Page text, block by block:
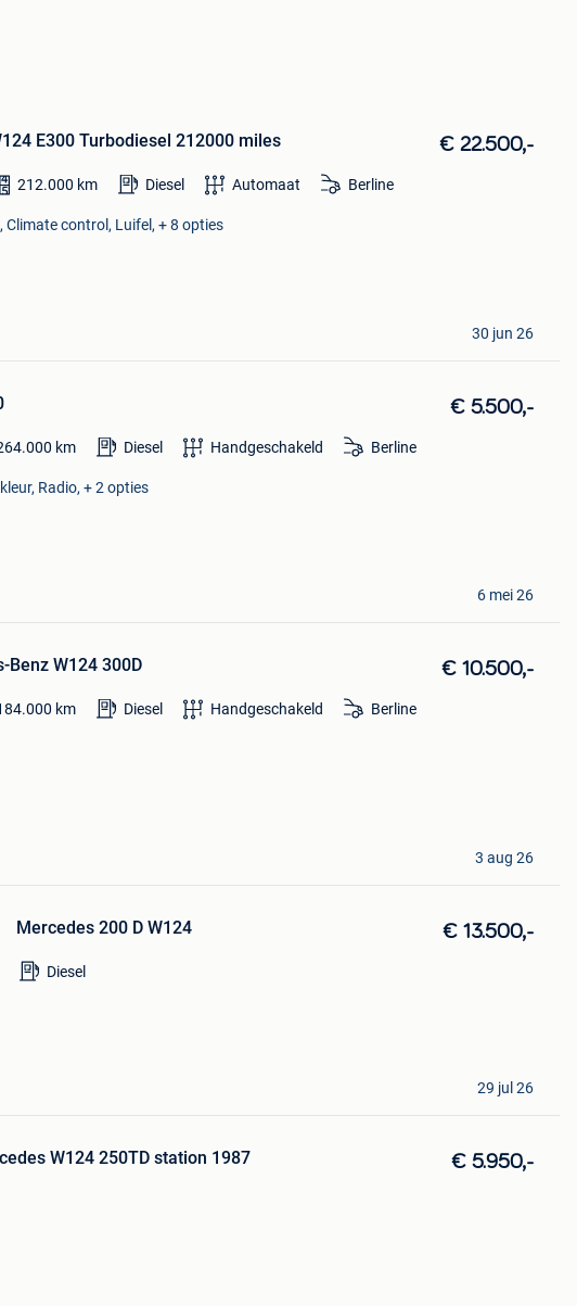
E300 Turbodiesel 212000 miles € 22.500,-
212.000 km Diesel Automaat Berline
Climate control, Luifel, + 8 opties
30 jun 26
€ 5.500,-
km Diesel Handgeschakeld Berline
Radio, + 2 opties
6 mei 26
Benz W124 300D € 10.500,-
km Diesel Handgeschakeld Berline
3 aug 26
Mercedes 200 D W124 € 13.500,-
Diesel
29 jul 26
W124 250TD station 1987 € 5.950,-